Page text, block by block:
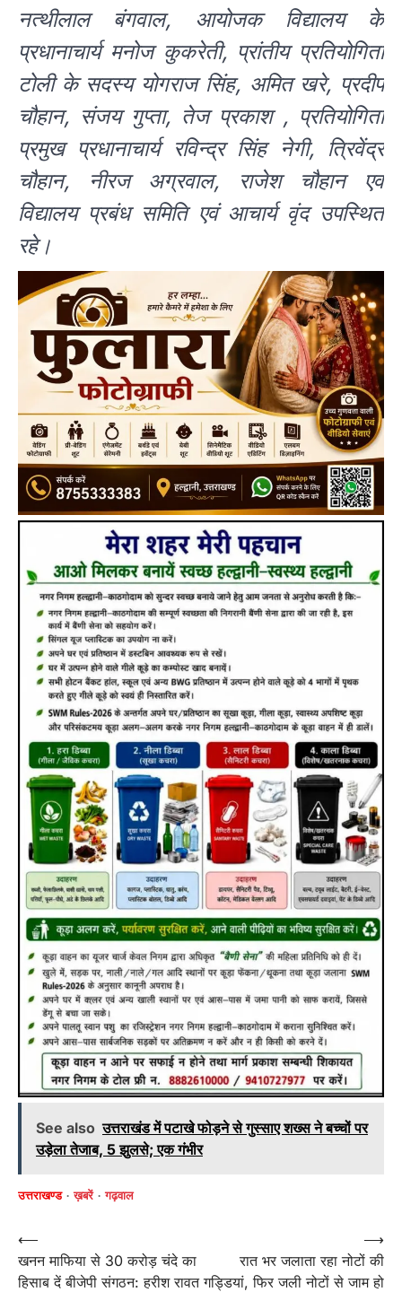
नत्थीलाल बंगवाल, आयोजक विद्यालय के
प्रधानाचार्य मनोज कुकरेती, प्रांतीय प्रतियोगिता
टोली के सदस्य योगराज सिंह, अमित खरे, प्रदीप
चौहान, संजय गुप्ता, तेज प्रकाश , प्रतियोगिता
प्रमुख प्रधानाचार्य रविन्द्र सिंह नेगी, त्रिवेंद्र
चौहान, नीरज अग्रवाल, राजेश चौहान एवं
विद्यालय प्रबंध समिति एवं आचार्य वृंद उपस्थित
रहे।
See also उत्तराखंड में पटाखे फोड़ने से गुस्साए शख्स ने बच्चों पर
उड़ेला तेजाब, 5 झुलसे; एक गंभीर
उत्तराखण्ड ख़बरें गढ़वाल
Post
navigation
⟵
खनन माफिया से 30 करोड़ चंदे का
हिसाब दें बीजेपी संगठन: हरीश रावत
रात भर जलाता रहा नोटों की
गड्डियां, फिर जली नोटों से जाम हो
⟶